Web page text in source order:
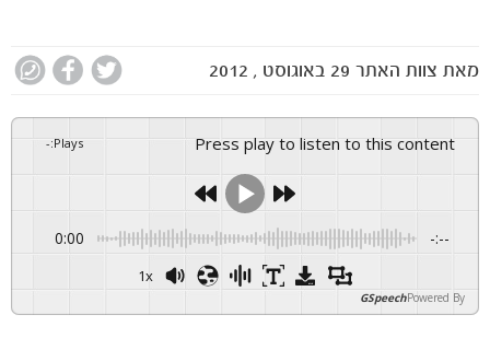
מאת צוות האתר 29 באוגוסט , 2012
Press play to listen to this content
Plays
:
-
0:00 -:--
1x
Powered By
GSpeech